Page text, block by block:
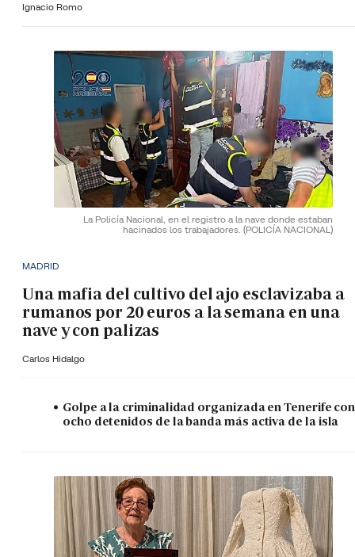
Ignacio Romo
La Policía Nacional, en el registro a la nave donde estaban
hacinados los trabajadores. (POLICÍA NACIONAL)
MADRID
Una mafia del cultivo del ajo esclavizaba a
rumanos por 20 euros a la semana en una
nave y con palizas
Carlos Hidalgo
Golpe a la criminalidad organizada en Tenerife con
ocho detenidos de la banda más activa de la isla